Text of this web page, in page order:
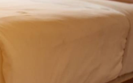
Réinitialiser les filtres